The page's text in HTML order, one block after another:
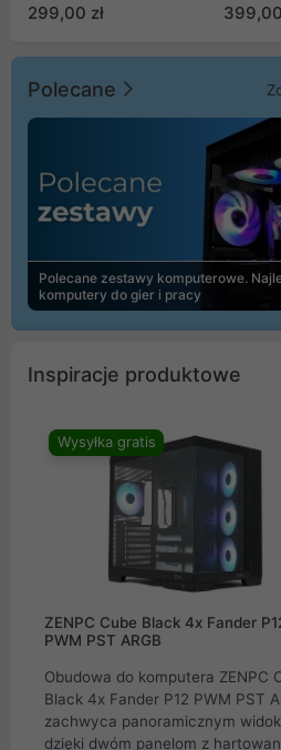
299,00 zł
Polecane
Polecane zestawy komputerowe.
komputery do gier i pracy
Inspiracje produktowe
Wysyłka gratis
ZENPC Cube Black 4x Fander
PWM PST ARGB
Obudowa do komputera ZENPC
Black 4x Fander P12 PWM PST
zachwyca panoramicznym
dzięki dwóm panelom z